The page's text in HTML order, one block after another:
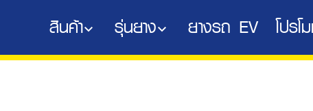
สินค้า รุ่นยาง ยางรถ EV โปรโ